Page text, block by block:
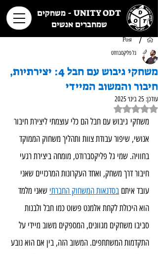
UNITY ODT - משחקים
שמחברים אנשים
/
Post
משחקי גיבוש עם חבל 4: יצירתיות,
חיבור והמשוב המיידי
גל פליקסברודט
עודכן: 25 בינו׳ 2025
דירוג של NaN מתוך 5 כוכבים
משחקי גיבוש עם חבל הם כלי עוצמתי ליצירת חיבור
אנושי, שיפור עבודת צוות ותהליך משחוק הממוקד
בחוויה. שמי גל פליקסברודט, מומחה ביצירת רגעי
חיבור דרך משחק, ואחד העקרונות המרכזיים שאני
עובד איתם בסדנאות המשחוק החברתי שאני מלמד
הוא היכולת לקחת אלמנט פשוט כמו חבל ולבנות
סביבו משחקים מגוונים, המספקים משוב מיידי על
התקדמות המשתתפים. המשוב הזה, בין אם הוא נובע